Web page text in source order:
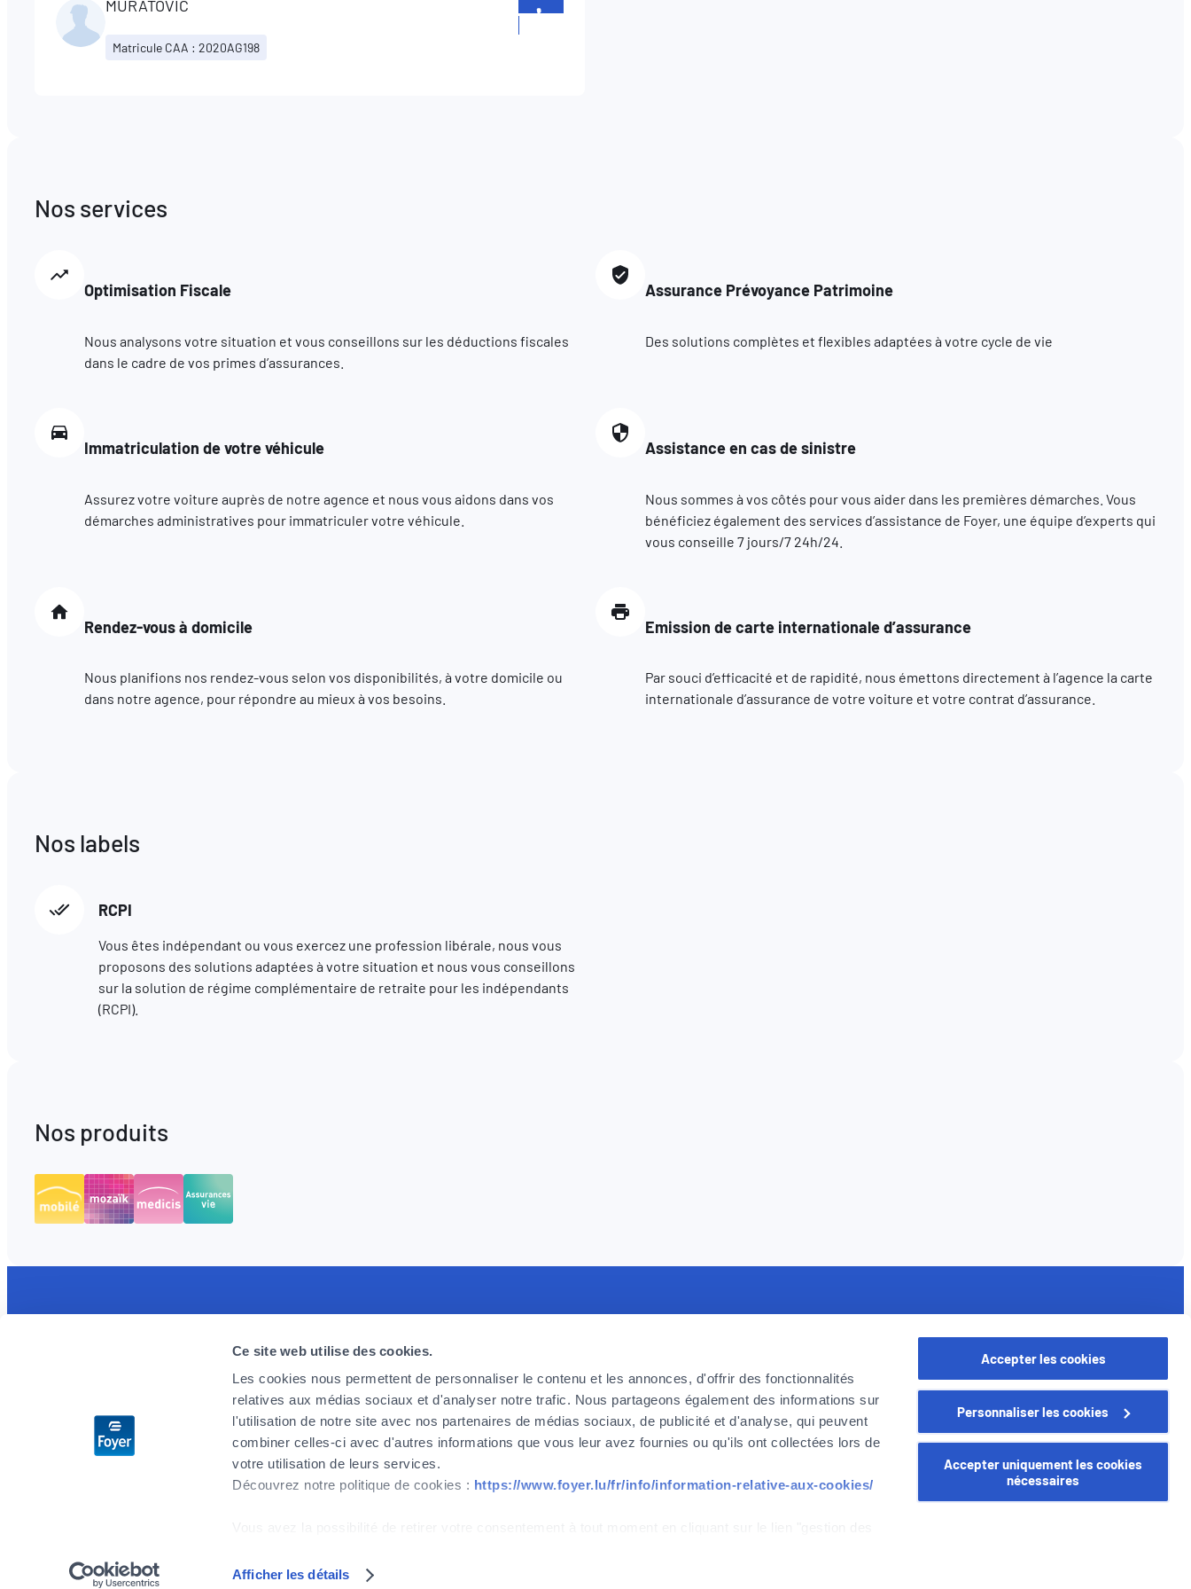
Ce site web utilise des cookies.
Les cookies nous permettent de personnaliser le contenu et les annonces, d'offrir des fonctionnalités
relatives aux médias sociaux et d'analyser notre trafic. Nous partageons également des informations sur
l'utilisation de notre site avec nos partenaires de médias sociaux, de publicité et d'analyse, qui peuvent
combiner celles-ci avec d'autres informations que vous leur avez fournies ou qu'ils ont collectées lors de
votre utilisation de leurs services.
Découvrez notre politique de cookies : https://www.foyer.lu/fr/info/information-relative-aux-cookies/
Afficher les détails
Accepter les cookies
Personnaliser les cookies
Accepter uniquement les cookies
nécessaires
MURATOVIC
Matricule CAA : 2020AG198
Nos services
Optimisation Fiscale
Nous analysons votre situation et vous conseillons sur les déductions fiscales
dans le cadre de vos primes d’assurances.
Assurance Prévoyance Patrimoine
Des solutions complètes et flexibles adaptées à votre cycle de vie
Immatriculation de votre véhicule
Assurez votre voiture auprès de notre agence et nous vous aidons dans vos
démarches administratives pour immatriculer votre véhicule.
Assistance en cas de sinistre
Nous sommes à vos côtés pour vous aider dans les premières démarches. Vous
bénéficiez également des services d’assistance de Foyer, une équipe d’experts qui
vous conseille 7 jours/7 24h/24.
Rendez-vous à domicile
Nous planifions nos rendez-vous selon vos disponibilités, à votre domicile ou
dans notre agence, pour répondre au mieux à vos besoins.
Emission de carte internationale d’assurance
Par souci d’efficacité et de rapidité, nous émettons directement à l’agence la carte
internationale d’assurance de votre voiture et votre contrat d’assurance.
Nos labels
RCPI
Vous êtes indépendant ou vous exercez une profession libérale, nous vous
proposons des solutions adaptées à votre situation et nous vous conseillons
sur la solution de régime complémentaire de retraite pour les indépendants
(RCPI).
Nos produits
Découvrez l'application MyFoyer app
Simple et intuitive elle facilitera vos
démarches pour vos remboursements santé.
Vous suivrez vos sinistres en temps réel et
serez rassuré par le rappel d’urgence 24h/24
– 7j/7.
Foyer recrute
Nous recherchons des collaborateurs
engagés, performants et enthousiastes,
prêts à relever nos défis d’aujourd’hui et de
demain. Si vous souhaitez faire partie de
l’aventure alors n’attendez plus.
Foyer Assurances
L-3372 Leudelange
Actuellement fermé
Liens utiles
Foyer en Belgique
Le Groupe Foyer
Carrière
Plan du site Vie privée Mentions légales Conditions générales